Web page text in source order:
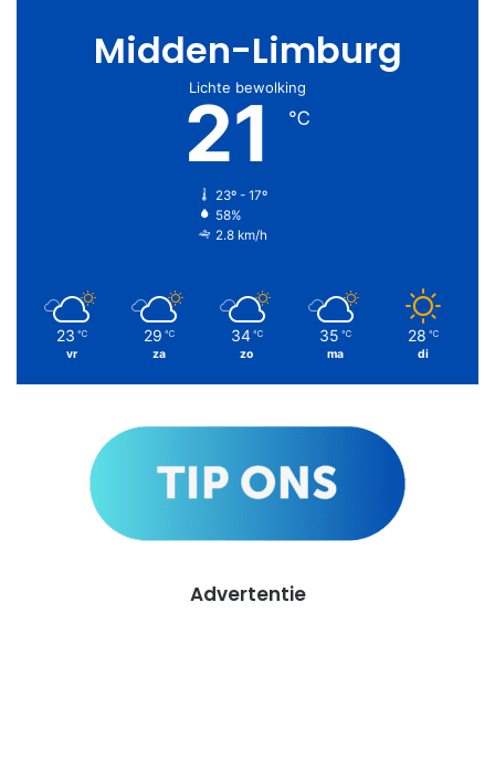
Midden-Limburg
Lichte bewolking
21 ℃
23º - 17º
58%
2.8 km/h
23 ℃
vr
29 ℃
za
34 ℃
zo
35 ℃
ma
28 ℃
di
Advertentie